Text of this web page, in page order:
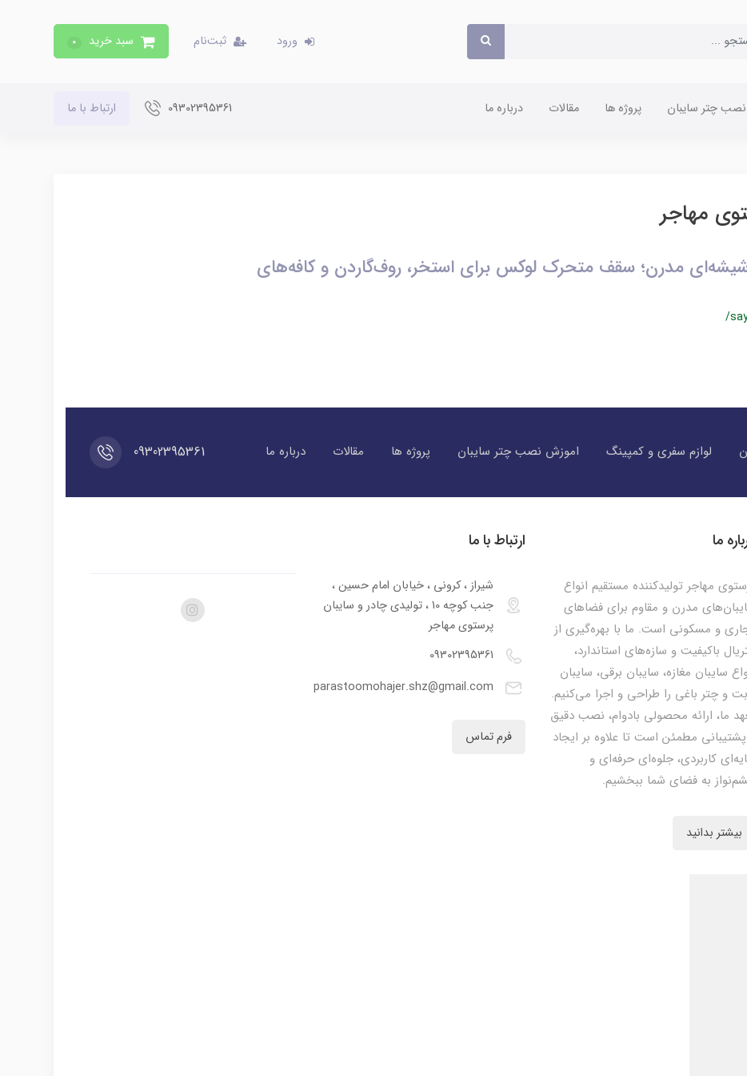
ورود ثبت‌نام سبد خرید 0
چتر سایبان پروژه ها مقالات درباره ما 09302395361 ارتباط با ما
مهاجر
مدرن؛ سقف متحرک لوکس برای استخر، روف‌گاردن و کافه‌های
/
لوازم سفری و کمپینگ اموزش نصب چتر سایبان پروژه ها مقالات درباره ما 09302395361
ما
مهاجر تولیدکننده مستقیم انواع
مدرن و مقاوم برای فضاهای
و مسکونی است. ما با بهره‌گیری از
باکیفیت و سازه‌های استاندارد،
سایبان مغازه، سایبان برقی، سایبان
و چتر باغی را طراحی و اجرا می‌کنیم.
ما، ارائه محصولی بادوام، نصب دقیق
مطمئن است تا علاوه بر ایجاد
کاربردی، جلوه‌ای حرفه‌ای و
به فضای شما ببخشیم.
بیشتر بدانید
ارتباط با ما
شیراز ، کرونی ، خیابان امام حسین ،
جنب کوچه 10 ، تولیدی چادر و سایبان
پرستوی مهاجر
09302395361
parastoomohajer.shz@gmail.com
فرم تماس